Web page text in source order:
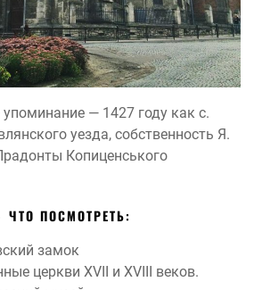
— 1427 году как с.
уезда, собственность Я.
Копиценського
ЧТО ПОСМОТРЕТЬ:
замок
церкви XVII и XVIII веков.